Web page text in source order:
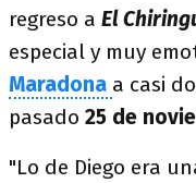
regreso a El
especial y muy
Maradona a casi
pasado 25 de
"Lo de Diego era